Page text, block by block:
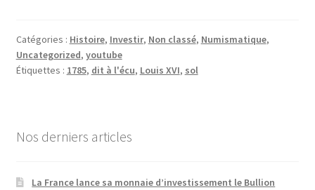
Catégories : Histoire, Investir, Non classé, Numismatique,
Uncategorized, youtube
Étiquettes : 1785, dit à l'écu, Louis XVI, sol
Nos derniers articles
La France lance sa monnaie d’investissement le Bullion